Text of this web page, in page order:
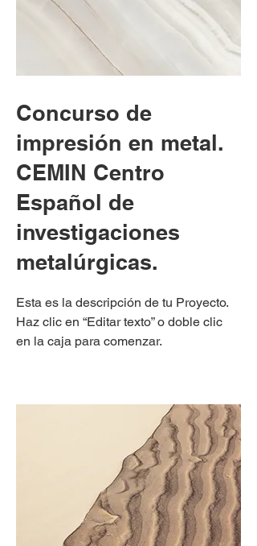
Concurso de
impresión en metal.
CEMIN Centro
Español de
investigaciones
metalúrgicas.
Esta es la descripción de tu Proyecto.
Haz clic en “Editar texto” o doble clic
en la caja para comenzar.